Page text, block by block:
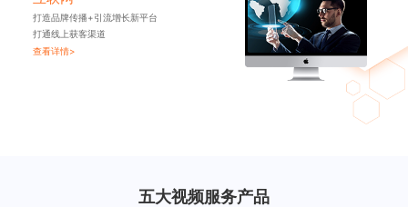
打造品牌传播+引流增长新平台
打通线上获客渠道
查看详情>
五大视频服务产品